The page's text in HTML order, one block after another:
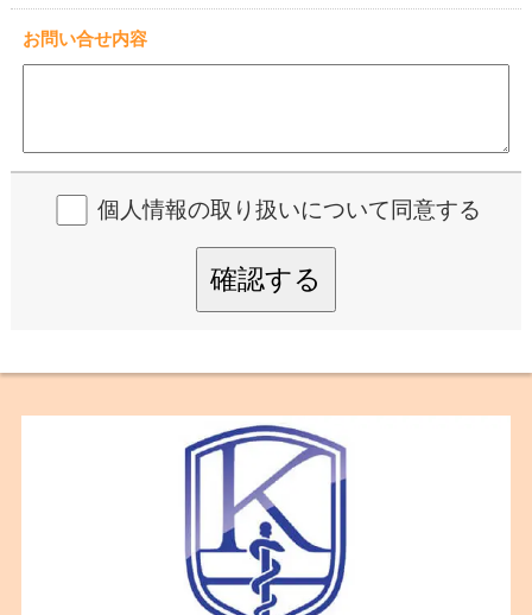
お問い合せ内容
個人情報の取り扱いについて同意する
確認する